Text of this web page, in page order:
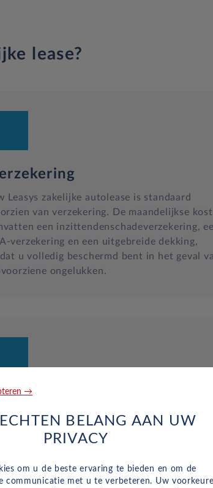
lease?
Leasys zakelijke autolease is standaard
van verzekering. De maandelijkse
een inzittendenschadeverzekering,
verzekering en een uitgebreide dekking,
u volledig beschermd bent in het geval
ongelukken.
en risicoloos
de CO2-voetafdruk van uw bedrijf
grote investeringen. Wij hebben een
bedrijven om uw bedrijf te helpen over te
op een milieuvriendelijke vloot.
→
BELANG AAN UW
PRIVACY
om u de beste ervaring te bieden en om de
communicatie met u te verbeteren. Uw